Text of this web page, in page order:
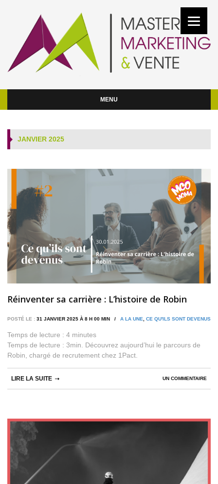
MENU
JANVIER 2025
Réinventer sa carrière : L’histoire de Robin
POSTÉ LE : 31 JANVIER 2025 À 8 H 00 MIN / A LA UNE CE QU'ILS SONT DEVENUS
Temps de lecture : 4 minutes
Temps de lecture : 3min. Découvrez aujourd’hui le parcours de
Robin, chargé de recrutement chez 1Pact.
UN COMMENTAIRE
LIRE LA SUITE